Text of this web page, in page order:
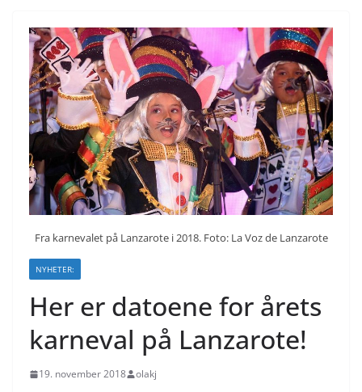
Fra karnevalet på Lanzarote i 2018. Foto: La Voz de Lanzarote
NYHETER:
Her er datoene for årets
karneval på Lanzarote!
19. november 2018 olakj